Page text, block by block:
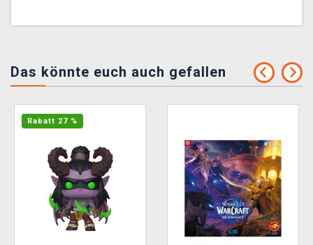
Das könnte euch auch gefallen
Rabatt 27 %